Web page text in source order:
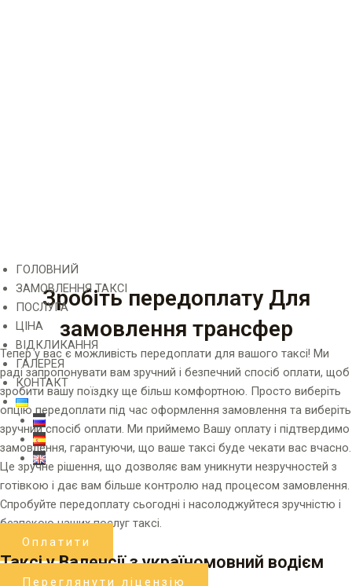
ГОЛОВНИЙ
ЗАМОВЛЕННЯ ТАКСІ
ПОСЛУГА
ЦІНА
ВІДКЛИКАННЯ
ГАЛЕРЕЯ
КОНТАКТ
Зробіть передоплату Для
замовлення трансфер
Тепер у вас є можливість передоплати для вашого таксі! Ми
раді запропонувати вам зручний і безпечний спосіб оплати, щоб
зробити вашу поїздку ще більш комфортною. Просто виберіть
опцію передоплати під час оформлення замовлення та виберіть
зручний спосіб оплати. Ми приймемо Вашу оплату і підтвердимо
замовлення, гарантуючи, що ваше таксі буде чекати вас вчасно.
Це зручне рішення, що дозволяє вам уникнути незручностей з
готівкою і дає вам більше контролю над процесом замовлення.
Спробуйте передоплату сьогодні і насолоджуйтеся зручністю і
безпекою наших послуг таксі.
Оплатити
Таксі у Валенсії з україномовний водієм
Переглянути ліцензію